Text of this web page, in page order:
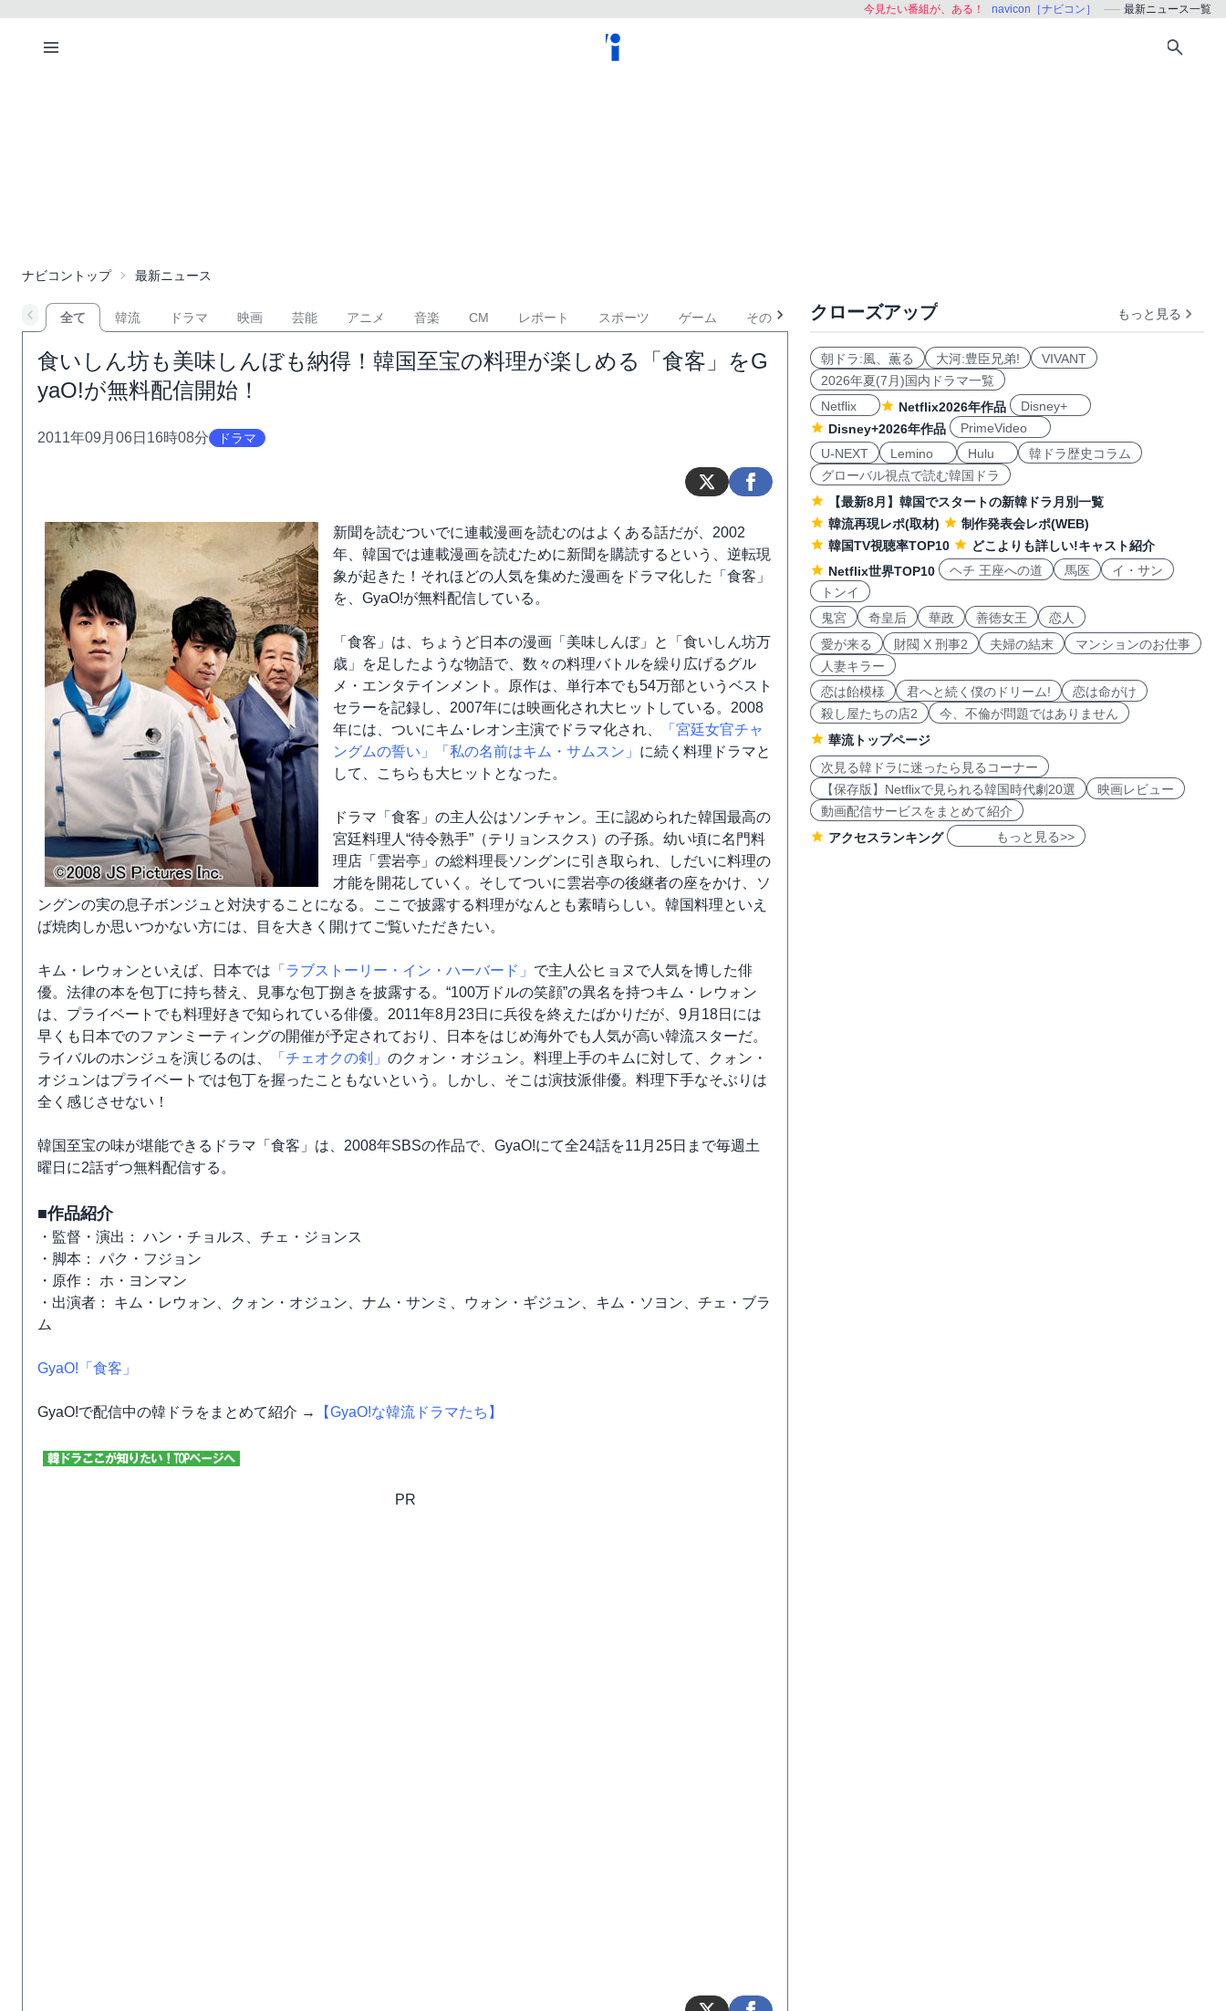
今見たい番組が、ある！ navicon［ナビコン］ 最新ニュース一覧
ナビコントップ 最新ニュース
全て 韓流 ドラマ 映画 芸能 アニメ 音楽 CM レポート スポーツ ゲーム その他
食いしん坊も美味しんぼも納得！韓国至宝の料理が楽しめる「食客」をG
yaO!が無料配信開始！
2011年09月06日16時08分 ドラマ
新聞を読むついでに連載漫画を読むのはよくある話だが、2002
年、韓国では連載漫画を読むために新聞を購読するという、逆転現
象が起きた！それほどの人気を集めた漫画をドラマ化した「食客」
を、GyaO!が無料配信している。
「食客」は、ちょうど日本の漫画「美味しんぼ」と「食いしん坊万
歳」を足したような物語で、数々の料理バトルを繰り広げるグル
メ・エンタテインメント。原作は、単行本でも54万部というベスト
セラーを記録し、2007年には映画化され大ヒットしている。2008
年には、ついにキム･レオン主演でドラマ化され、
「宮廷女官チャ
ングムの誓い」
「私の名前はキム・サムスン」 に続く料理ドラマと
して、こちらも大ヒットとなった。
ドラマ「食客」の主人公はソンチャン。王に認められた韓国最高の
宮廷料理人“待令熟手”（テリョンスクス）の子孫。幼い頃に名門料
理店「雲岩亭」の総料理長ソングンに引き取られ、しだいに料理の
才能を開花していく。そしてついに雲岩亭の後継者の座をかけ、ソ
ングンの実の息子ボンジュと対決することになる。ここで披露する料理がなんとも素晴らしい。韓国料理といえ
ば焼肉しか思いつかない方には、目を大きく開けてご覧いただきたい。
キム・レウォンといえば、日本では 「ラブストーリー・イン・ハーバード」 で主人公ヒョヌで人気を博した俳
優。法律の本を包丁に持ち替え、見事な包丁捌きを披露する。“100万ドルの笑顔”の異名を持つキム・レウォン
は、プライベートでも料理好きで知られている俳優。2011年8月23日に兵役を終えたばかりだが、9月18日には
早くも日本でのファンミーティングの開催が予定されており、日本をはじめ海外でも人気が高い韓流スターだ。
ライバルのホンジュを演じるのは、
「チェオクの剣」 のクォン・オジュン。料理上手のキムに対して、クォン・
オジュンはプライベートでは包丁を握ったこともないという。しかし、そこは演技派俳優。料理下手なそぶりは
全く感じさせない！
韓国至宝の味が堪能できるドラマ「食客」は、2008年SBSの作品で、GyaO!にて全24話を11月25日まで毎週土
曜日に2話ずつ無料配信する。
■作品紹介
・監督・演出： ハン・チョルス、チェ・ジョンス
・脚本： パク・フジョン
・原作： ホ・ヨンマン
・出演者： キム・レウォン、クォン・オジュン、ナム・サンミ、ウォン・ギジュン、キム・ソヨン、チェ・ブラ
ム
GyaO!「食客」
GyaO!で配信中の韓ドラをまとめて紹介 → 【GyaO!な韓流ドラマたち】
PR
クローズアップ もっと見る
朝ドラ:風、薫る 大河:豊臣兄弟!
VIVANT
2026年夏(7月)国内ドラマ一覧
Netflix
Netflix2026年作品
Disney+
Disney+2026年作品
PrimeVideo
U-NEXT
Lemino Hulu
韓ドラ歴史コラム
グローバル視点で読む韓国ドラ
【最新8月】韓国でスタートの新韓ドラ月別一覧
韓流再現レポ(取材)
制作発表会レポ(WEB)
韓国TV視聴率TOP10
どこよりも詳しい!キャスト紹介
Netflix世界TOP10
ヘチ 王座への道 馬医
イ・サン
トンイ
鬼宮
奇皇后 華政 善徳女王
恋人
愛が来る
財閥 X 刑事2 夫婦の結末
マンションのお仕事
人妻キラー
恋は飴模様
君へと続く僕のドリーム!
恋は命がけ
殺し屋たちの店2
今、不倫が問題ではありません
華流トップページ
次見る韓ドラに迷ったら見るコーナー
【保存版】Netflixで見られる韓国時代劇20選
映画レビュー
動画配信サービスをまとめて紹介
アクセスランキング
もっと見る>>